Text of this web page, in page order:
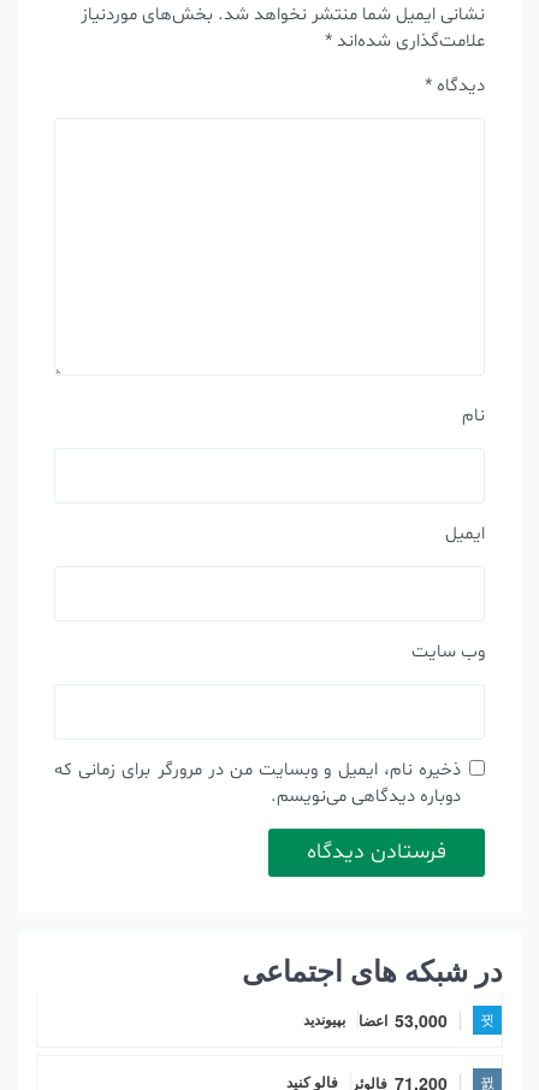
نشانی ایمیل شما منتشر نخواهد شد. بخش‌های موردنیاز
علامت‌گذاری شده‌اند*
دیدگاه *
نام
ایمیل
وب‌ سایت
ذخیره نام، ایمیل و وبسایت من در مرورگر برای زمانی که
دوباره دیدگاهی می‌نویسم.
در شبکه های اجتماعی
53,000 اعضا بپیوندید
71,200 فالوئر فالو کنید